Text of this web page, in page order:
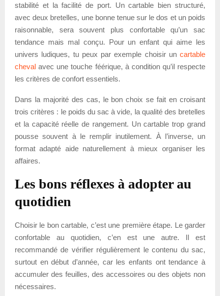
stabilité et la facilité de port. Un cartable bien structuré,
avec deux bretelles, une bonne tenue sur le dos et un poids
raisonnable, sera souvent plus confortable qu’un sac
tendance mais mal conçu. Pour un enfant qui aime les
univers ludiques, tu peux par exemple choisir un cartable
cheval avec une touche féérique, à condition qu’il respecte
les critères de confort essentiels.
Dans la majorité des cas, le bon choix se fait en croisant
trois critères : le poids du sac à vide, la qualité des bretelles
et la capacité réelle de rangement. Un cartable trop grand
pousse souvent à le remplir inutilement. À l’inverse, un
format adapté aide naturellement à mieux organiser les
affaires.
Les bons réflexes à adopter au
quotidien
Choisir le bon cartable, c’est une première étape. Le garder
confortable au quotidien, c’en est une autre. Il est
recommandé de vérifier régulièrement le contenu du sac,
surtout en début d’année, car les enfants ont tendance à
accumuler des feuilles, des accessoires ou des objets non
nécessaires.